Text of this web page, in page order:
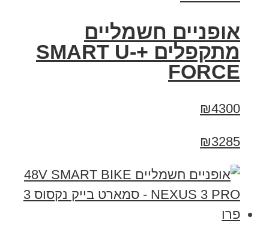
אופניים חשמליים
מתקפלים +SMART U-
FORCE
₪4300
₪3285